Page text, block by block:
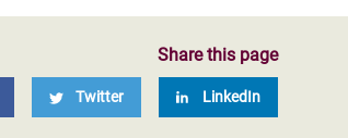
Share this page
Twitter LinkedIn